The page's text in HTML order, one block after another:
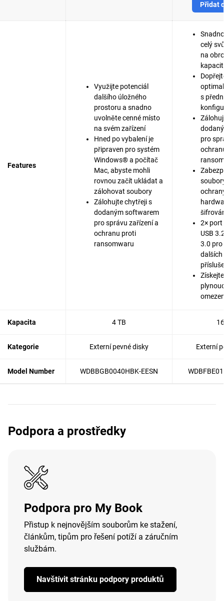
Přidat
Features
Využijte potenciál
dalšího úložného
prostoru a snadno
uvolněte cenné místo
na svém zařízení
Hned po vybalení je
připraven pro systém
Windows® a počítač
Mac, abyste mohli
rovnou začít ukládat a
zálohovat soubory
Zálohujte chytřeji s
dodaným softwarem
pro správu zařízení a
ochranu proti
ransomwaru
celý
na
s
pro
2× port
USB
3.0 pro
dalších
Kapacita 4 TB
Kategorie Externí pevné disky Externí
Model Number WDBBGB0040HBK-EESN
Podpora a prostředky
Podpora pro My Book
Přistup k nejnovějším souborům ke stažení,
článkům, tipům pro řešení potíží a záručním
službám.
Navštívit stránku podpory produktů